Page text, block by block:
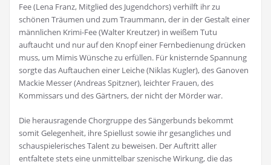
Fee (Lena Franz, Mitglied des Jugendchors) verhilft ihr zu
schönen Träumen und zum Traummann, der in der Gestalt einer
männlichen Krimi-Fee (Walter Kreutzer) in weißem Tutu
auftaucht und nur auf den Knopf einer Fernbedienung drücken
muss, um Mimis Wünsche zu erfüllen. Für knisternde Spannung
sorgte das Auftauchen einer Leiche (Niklas Kugler), des Ganoven
Mackie Messer (Andreas Spitzner), leichter Frauen, des
Kommissars und des Gärtners, der nicht der Mörder war.
Die herausragende Chorgruppe des Sängerbunds bekommt
somit Gelegenheit, ihre Spiellust sowie ihr gesangliches und
schauspielerisches Talent zu beweisen. Der Auftritt aller
entfaltete stets eine unmittelbar szenische Wirkung, die das